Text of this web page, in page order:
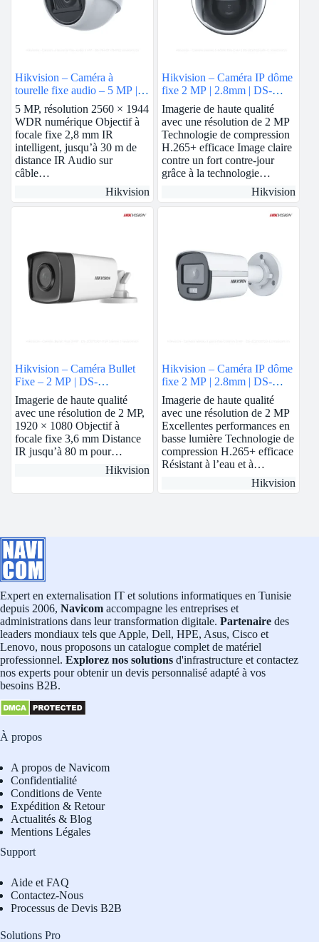
Hikvision – Caméra à
tourelle fixe audio – 5 MP |
DS-76H0T-ITMFS
5 MP, résolution 2560 × 1944
WDR numérique Objectif à
focale fixe 2,8 mm IR
intelligent, jusqu’à 30 m de
distance IR Audio sur
câble…
Hikvision
Hikvision – Caméra IP dôme
fixe 2 MP | 2.8mm | DS-
2CD1123G0E-I
Imagerie de haute qualité
avec une résolution de 2 MP
Technologie de compression
H.265+ efficace Image claire
contre un fort contre-jour
grâce à la technologie…
Hikvision
Hikvision – Caméra Bullet
Fixe – 2 MP | DS-
2CE17D0T-IT5F
Imagerie de haute qualité
avec une résolution de 2 MP,
1920 × 1080 Objectif à
focale fixe 3,6 mm Distance
IR jusqu’à 80 m pour…
Hikvision
Hikvision – Caméra IP dôme
fixe 2 MP | 2.8mm | DS-
2CD1123G0E-I
Imagerie de haute qualité
avec une résolution de 2 MP
Excellentes performances en
basse lumière Technologie de
compression H.265+ efficace
Résistant à l’eau et à…
Hikvision
Expert en externalisation IT et solutions informatiques en Tunisie
depuis 2006, Navicom accompagne les entreprises et
administrations dans leur transformation digitale. Partenaire des
leaders mondiaux tels que Apple, Dell, HPE, Asus, Cisco et
Lenovo, nous proposons un catalogue complet de matériel
professionnel. Explorez nos solutions d'infrastructure et contactez
nos experts pour obtenir un devis personnalisé adapté à vos
besoins B2B.
À propos
A propos de Navicom
Confidentialité
Conditions de Vente
Expédition & Retour
Actualités & Blog
Mentions Légales
Support
Aide et FAQ
Contactez-Nous
Processus de Devis B2B
Solutions Pro